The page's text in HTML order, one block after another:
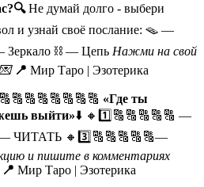
🔍Не думай долго - выбери
и узнай своё послание: 🪤 —
Зеркало ⛓️ — Цепь Нажми на свой
📍 Мир Таро | Эзотерика
«Где ты
выйти»⬇️ 🔸1️⃣🔠🔠🔠🔠🔠 —
ЧИТАТЬ 🔸3️⃣🔠🔠🔠🔠🔠—
и пишите в комментариях
📍 Мир Таро | Эзотерика